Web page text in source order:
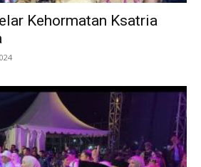
Kehormatan Ksatria